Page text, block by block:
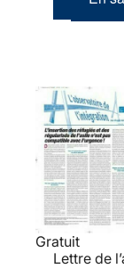
Gratuit
Lettre de